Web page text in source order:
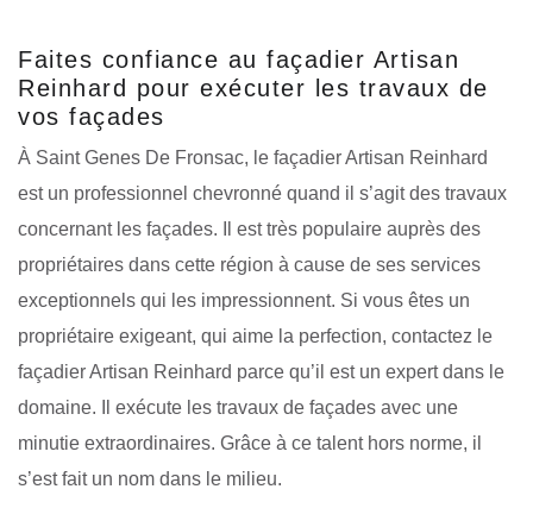
Faites confiance au façadier Artisan
Reinhard pour exécuter les travaux de
vos façades
À Saint Genes De Fronsac, le façadier Artisan Reinhard
est un professionnel chevronné quand il s’agit des travaux
concernant les façades. Il est très populaire auprès des
propriétaires dans cette région à cause de ses services
exceptionnels qui les impressionnent. Si vous êtes un
propriétaire exigeant, qui aime la perfection, contactez le
façadier Artisan Reinhard parce qu’il est un expert dans le
domaine. Il exécute les travaux de façades avec une
minutie extraordinaires. Grâce à ce talent hors norme, il
s’est fait un nom dans le milieu.